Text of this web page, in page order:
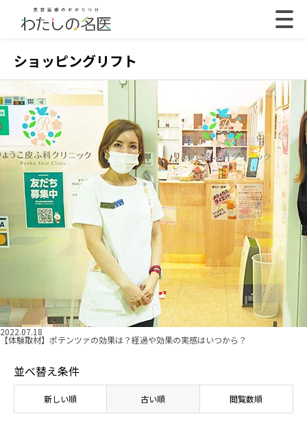
ショッピングリフト
2022.07.18
【体験取材】ポテンツァの効果は？経過や効果の実感はいつから？
並べ替え条件
新しい順 古い順 閲覧数順